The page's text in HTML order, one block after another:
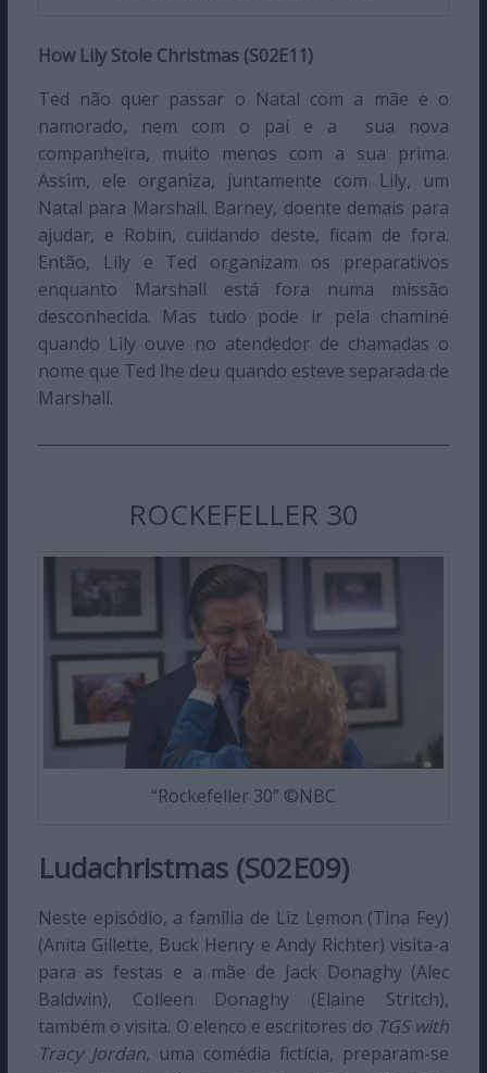
How Lily Stole Christmas (S02E11)
Ted não quer passar o Natal com a mãe e o
namorado, nem com o pai e a sua nova
companheira, muito menos com a sua prima.
Assim, ele organiza, juntamente com Lily, um
Natal para Marshall. Barney, doente demais para
ajudar, e Robin, cuidando deste, ficam de fora.
Então, Lily e Ted organizam os preparativos
enquanto Marshall está fora numa missão
desconhecida. Mas tudo pode ir pela chaminé
quando Lily ouve no atendedor de chamadas o
nome que Ted lhe deu quando esteve separada de
Marshall.
ROCKEFELLER 30
“Rockefeller 30” ©NBC
Ludachristmas (S02E09)
Neste episódio, a família de Liz Lemon (Tina Fey)
(Anita Gillette, Buck Henry e Andy Richter) visita-a
para as festas e a mãe de Jack Donaghy (Alec
Baldwin), Colleen Donaghy (Elaine Stritch),
também o visita. O elenco e escritores do TGS with
Tracy Jordan, uma comédia fictícia, preparam-se